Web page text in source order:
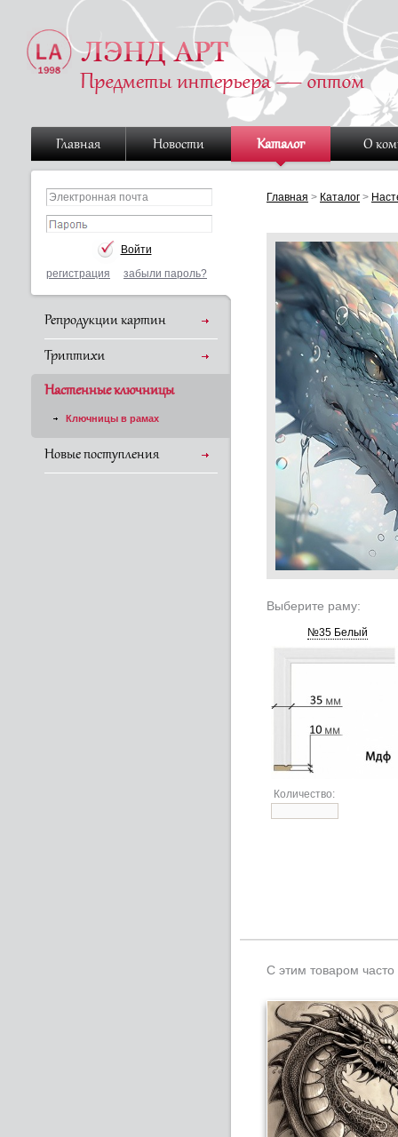
Главная Новости Каталог О
регистрация забыли пароль?
Репродукции картин
Триптихи
Настенные ключницы
Ключницы в рамах
Новые поступления
Главная > Каталог >
Выберите раму:
№35 Белый
Количество:
С этим товаром часто